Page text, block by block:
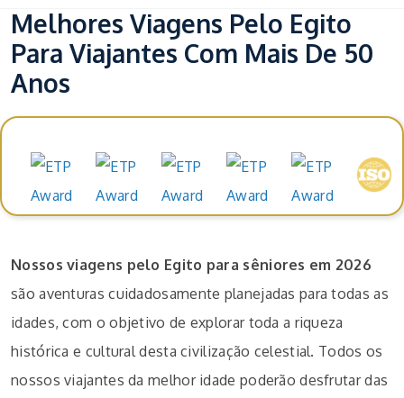
Melhores Viagens Pelo Egito
Para Viajantes Com Mais De 50
Anos
Nossos viagens pelo Egito para sêniores em 2026
são aventuras cuidadosamente planejadas para todas as
idades, com o objetivo de explorar toda a riqueza
histórica e cultural desta civilização celestial. Todos os
nossos viajantes da melhor idade poderão desfrutar das